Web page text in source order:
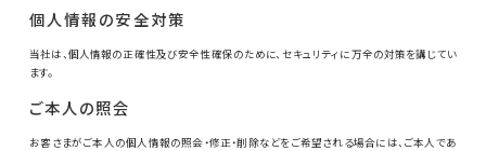
個人情報の安全対策
当社は、個人情報の正確性及び安全性確保のために、セキュリティに万全の対策を講じてい
ます。
ご本人の照会
お客さまがご本人の個人情報の照会・修正・削除などをご希望される場合には、ご本人であ